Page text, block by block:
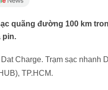
quãng đường 100 km
pin.
Charge. Trạm sạc nhanh
TP.HCM.